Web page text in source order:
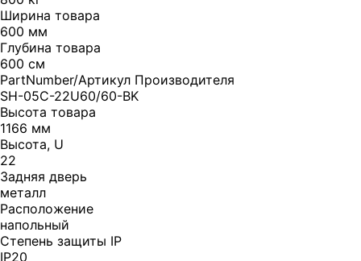
Ширина товара
600 мм
Глубина товара
600 см
PartNumber/Артикул Производителя
SH-05C-22U60/60-BK
Высота товара
1166 мм
Высота, U
22
Задняя дверь
металл
Расположение
напольный
Степень защиты IP
IP20